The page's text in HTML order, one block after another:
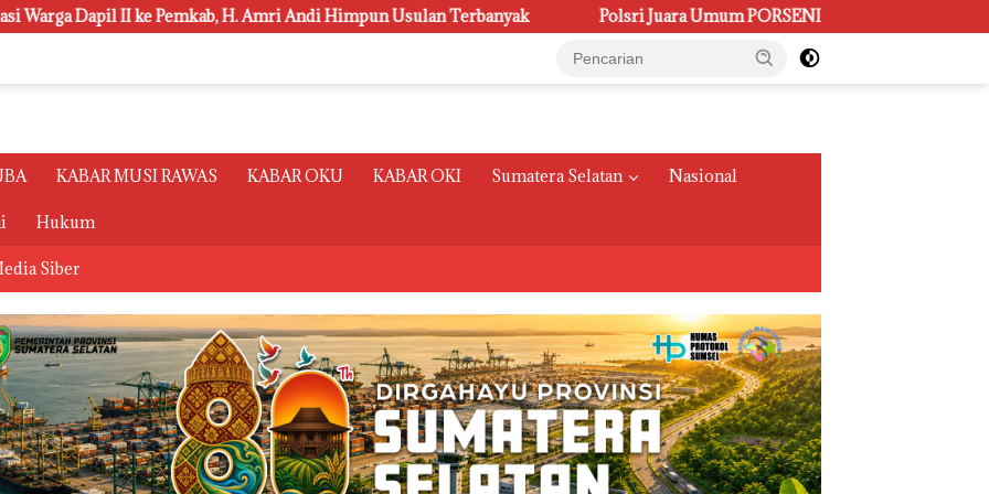
H. Amri Andi Himpun Usulan Terbanyak Polsri Juara Umum PORSENI XV, Raih 60 Medali dan Ukir Gelar Keenam
KABAR MUSI RAWAS KABAR OKU KABAR OKI Sumatera Selatan Nasional
Hukum
Siber